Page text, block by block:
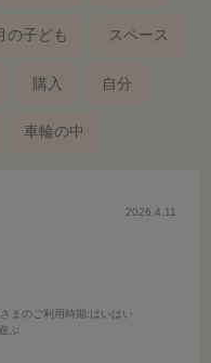
の子ども スペース
購入 自分
車輪の中
2026.4.11
まのご利用時期 :はいはい
ぶ